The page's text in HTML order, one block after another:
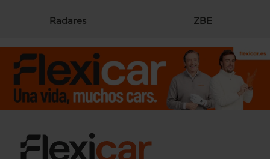
Radares ZBE